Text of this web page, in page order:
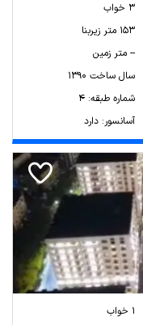
3 خواب
153 متر زیربنا
-- متر زمین
سال ساخت 1390
شماره طبقه: 4
آسانسور: دارد
1 خواب